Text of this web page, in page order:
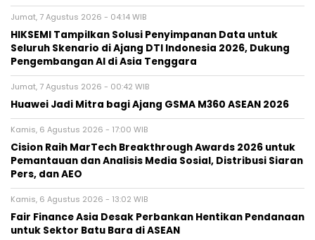
Jumat, 7 Agustus 2026 - 04:14 WIB
HIKSEMI Tampilkan Solusi Penyimpanan Data untuk
Seluruh Skenario di Ajang DTI Indonesia 2026, Dukung
Pengembangan AI di Asia Tenggara
Jumat, 7 Agustus 2026 - 00:42 WIB
Huawei Jadi Mitra bagi Ajang GSMA M360 ASEAN 2026
Kamis, 6 Agustus 2026 - 17:00 WIB
Cision Raih MarTech Breakthrough Awards 2026 untuk
Pemantauan dan Analisis Media Sosial, Distribusi Siaran
Pers, dan AEO
Kamis, 6 Agustus 2026 - 13:02 WIB
Fair Finance Asia Desak Perbankan Hentikan Pendanaan
untuk Sektor Batu Bara di ASEAN